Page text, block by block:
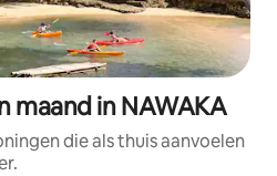
maand in NAWAKA
die als thuis aanvoelen